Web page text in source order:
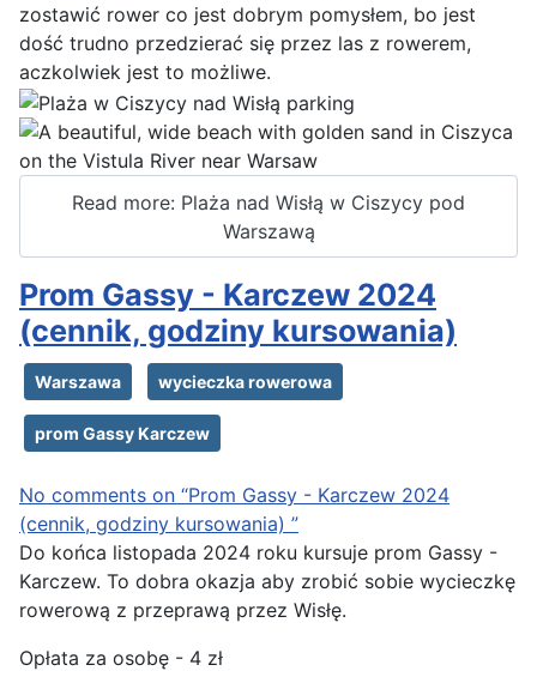
zostawić rower co jest dobrym pomysłem, bo jest
dość trudno przedzierać się przez las z rowerem,
aczkolwiek jest to możliwe.
Read more: Plaża nad Wisłą w Ciszycy pod
Warszawą
Prom Gassy - Karczew 2024
(cennik, godziny kursowania)
Warszawa wycieczka rowerowa
prom Gassy Karczew
No comments on “Prom Gassy - Karczew 2024
(cennik, godziny kursowania) ”
Do końca listopada 2024 roku kursuje prom Gassy -
Karczew. To dobra okazja aby zrobić sobie wycieczkę
rowerową z przeprawą przez Wisłę.
Opłata za osobę - 4 zł